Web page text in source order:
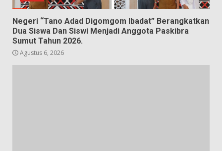
Negeri “Tano Adad Digomgom Ibadat” Berangkatkan
Dua Siswa Dan Siswi Menjadi Anggota Paskibra
Sumut Tahun 2026.
Agustus 6, 2026